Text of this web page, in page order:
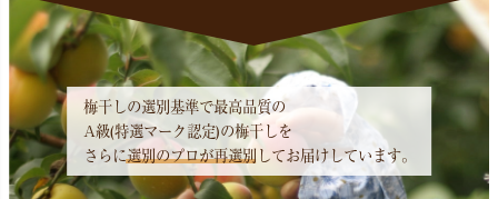
梅干しの選別基準で最高品質の
A級(特選マーク認定)の梅干しを
さらに選別のプロが再選別 してお届けしています。